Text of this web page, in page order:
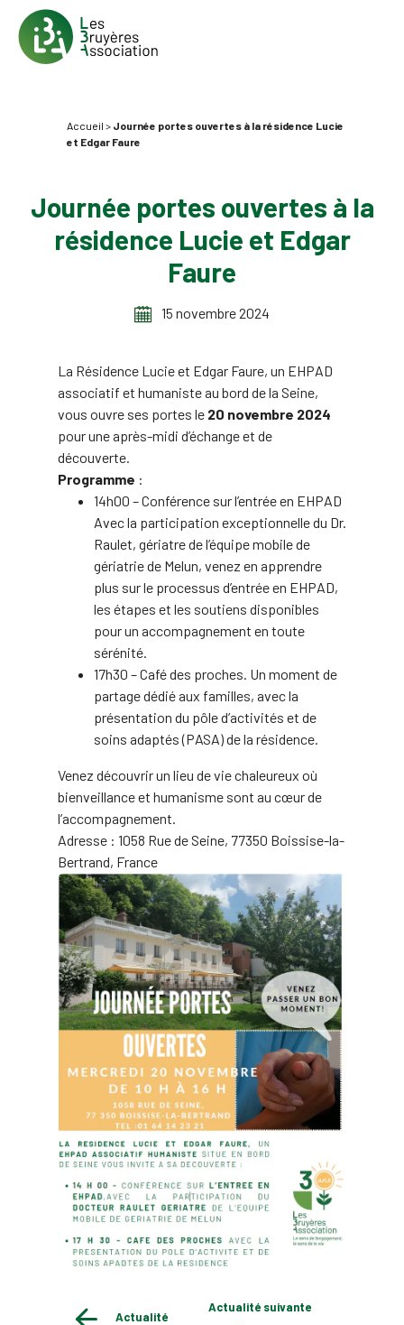
Accueil > Journée portes ouvertes à la résidence Lucie
et Edgar Faure
Journée portes ouvertes à la
résidence Lucie et Edgar
Faure
15 novembre 2024
La Résidence Lucie et Edgar Faure, un EHPAD
associatif et humaniste au bord de la Seine,
vous ouvre ses portes le 20 novembre 2024
pour une après-midi d’échange et de
découverte.
Programme :
14h00 – Conférence sur l’entrée en EHPAD
Avec la participation exceptionnelle du Dr.
Raulet, gériatre de l’équipe mobile de
gériatrie de Melun, venez en apprendre
plus sur le processus d’entrée en EHPAD,
les étapes et les soutiens disponibles
pour un accompagnement en toute
sérénité.
17h30 – Café des proches. Un moment de
partage dédié aux familles, avec la
présentation du pôle d’activités et de
soins adaptés (PASA) de la résidence.
Venez découvrir un lieu de vie chaleureux où
bienveillance et humanisme sont au cœur de
l’accompagnement.
Adresse : 1058 Rue de Seine, 77350 Boissise-la-
Bertrand, France
Actualité
Actualité suivante